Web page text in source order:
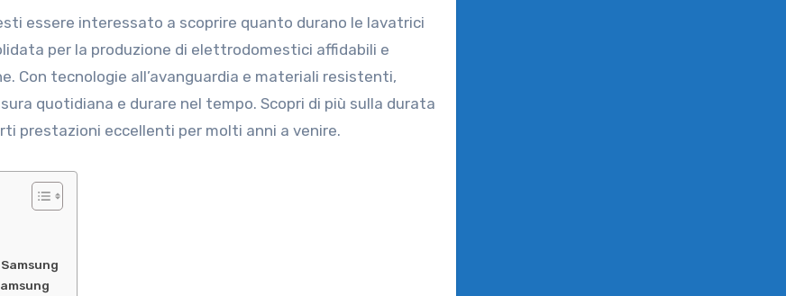
per la produzione di elettrodomestici affidabili e
Con tecnologie all’avanguardia e materiali resistenti,
quotidiana e durare nel tempo. Scopri di più sulla durata
prestazioni eccellenti per molti anni a venire.